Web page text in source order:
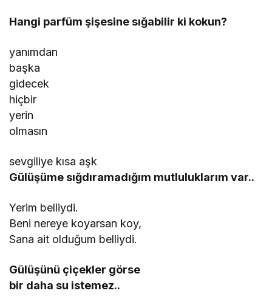
Hangi parfüm şişesine sığabilir ki kokun?
yanımdan
başka
gidecek
hiçbir
yerin
olmasın
sevgiliye kısa aşk
Gülüşüme sığdıramadığım mutluluklarım var..
Yerim belliydi.
Beni nereye koyarsan koy,
Sana ait olduğum belliydi.
Gülüşünü çiçekler görse
bir daha su istemez..